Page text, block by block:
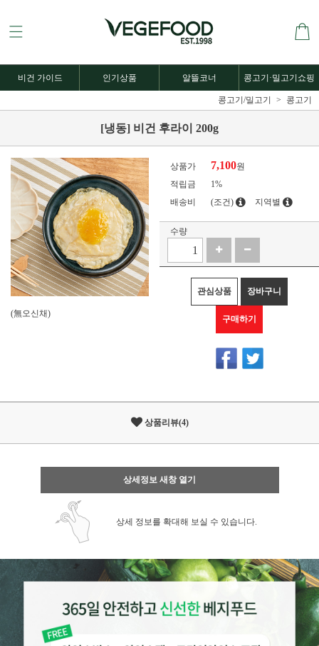
비건 가이드 인기상품 알뜰코너 콩고기·밀고기쇼핑
콩고기/밀고기 콩고기
[냉동] 비건 후라이 200g
(無오신채)
상품가 7,100원
적립금
1%
배송비
(조건) 지역별
수량
관심상품 장바구니
구매하기
상품리뷰(4)
상세정보 새창 열기
상세 정보를 확대해 보실 수 있습니다.